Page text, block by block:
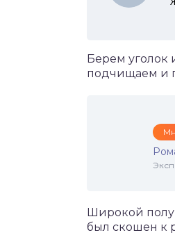
Берем уголок
подчищаем и
Широкой
был скошен к